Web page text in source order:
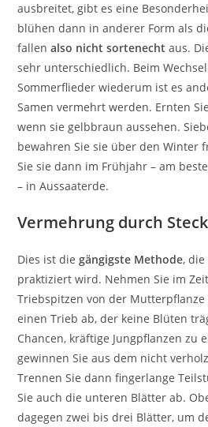
ausbreitet, gibt es eine
blühen dann in anderer Form als
fallenalso nicht sortenecht aus.
sehr unterschiedlich. Beim
Sommerflieder wiederum ist es
Samen vermehrt werden. Ernten
wenn sie gelbbraun aussehen.
bewahren Sie sie über den Winter
Sie sie dann im Frühjahr – am
– in Aussaaterde.
Vermehrung durch
Dies ist diegängigste Methode,
praktiziert wird. Nehmen Sie im
Triebspitzen von der Mutterpflanze
einen Trieb ab, der keine Blüten
Chancen, kräftige Jungpflanzen zu
gewinnen Sie aus dem nicht
Trennen Sie dann fingerlange
Sie auch die unteren Blätter ab.
dagegen zwei bis drei Blätter, um